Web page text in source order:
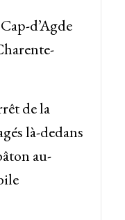
d’Agde
de la
là-dedans
au-